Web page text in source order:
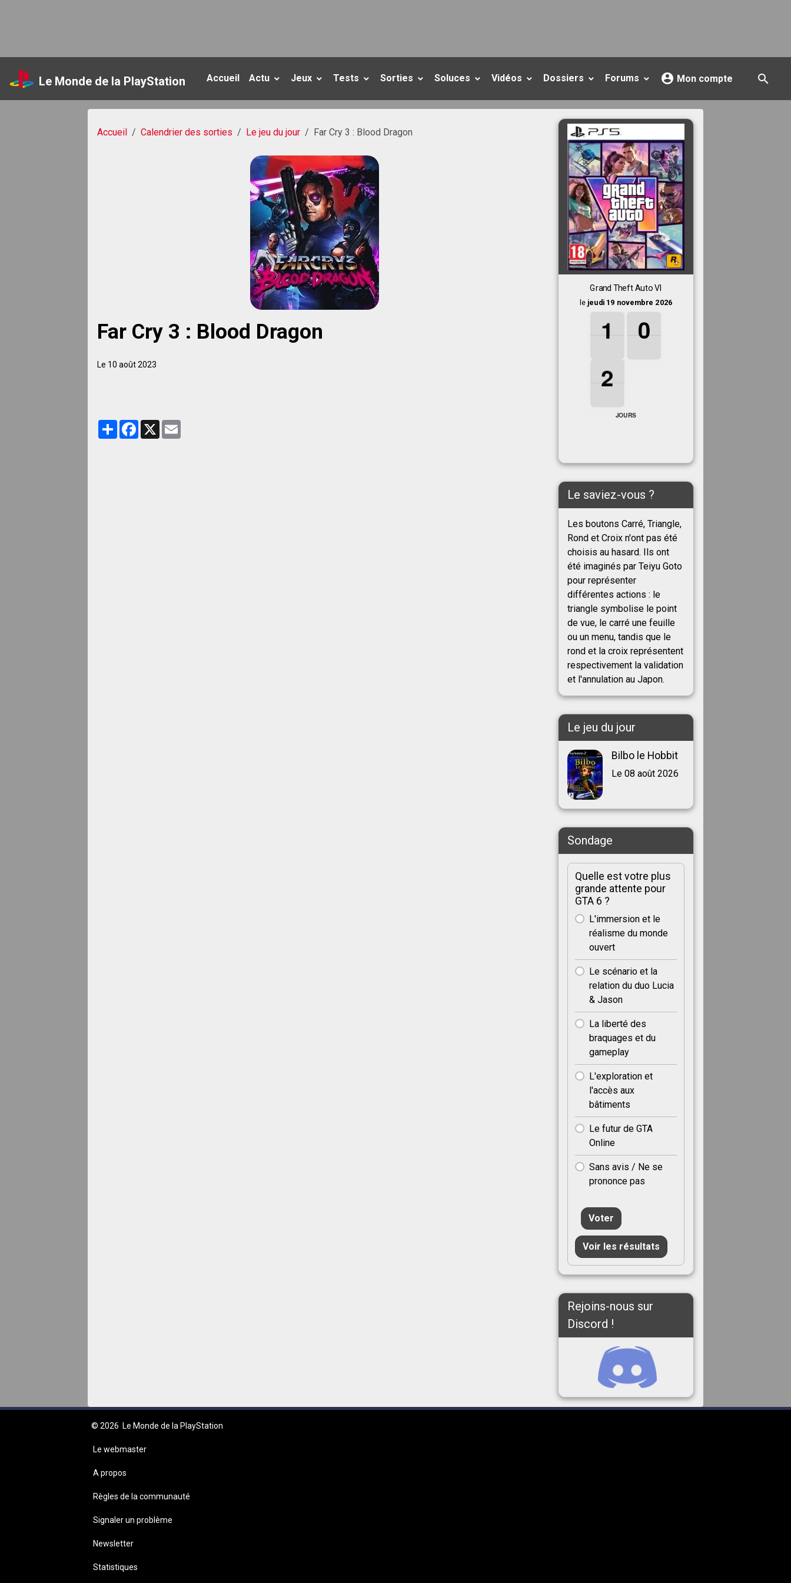
Le Monde de la PlayStation Accueil Actu Jeux Tests Sorties Soluces Vidéos Dossiers Forums Mon compte
Accueil Calendrier des sorties Le jeu du jour Far Cry 3 : Blood Dragon
Far Cry 3 : Blood Dragon
Le 10 août 2023
PartagerFacebook
X
Grand Theft Auto VI
le jeudi 19 novembre 2026
1
1
1
1 0
0
0
0
2
2
2
2
JOURS
Le saviez-vous ?
Les boutons Carré, Triangle,
Rond et Croix n'ont pas été
choisis au hasard. Ils ont
été imaginés par Teiyu Goto
pour représenter
différentes actions : le
triangle symbolise le point
de vue, le carré une feuille
ou un menu, tandis que le
rond et la croix représentent
respectivement la validation
et l'annulation au Japon.
Le jeu du jour
Bilbo le Hobbit
Le 08 août 2026
Sondage
Quelle est votre plus
grande attente pour
GTA 6 ?
L'immersion et le
réalisme du monde
ouvert
Le scénario et la
relation du duo Lucia
& Jason
La liberté des
braquages et du
gameplay
L'exploration et
l'accès aux
bâtiments
Le futur de GTA
Online
Sans avis / Ne se
prononce pas
Voter
Voir les résultats
Rejoins-nous sur
Discord !
© 2026 Le Monde de la PlayStation
Le webmaster
A propos
Règles de la communauté
Signaler un problème
Newsletter
Statistiques